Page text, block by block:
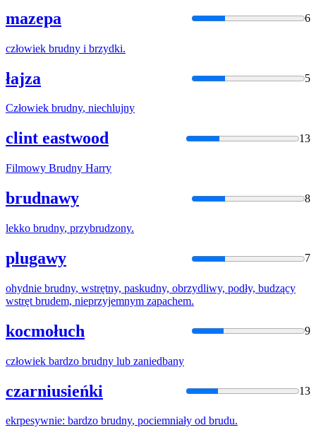
mazepa 6
człowiek brudny i brzydki.
łajza 5
Człowiek brudny, niechlujny
clint eastwood 13
Filmowy Brudny Harry
brudnawy 8
lekko brudny, przybrudzony.
plugawy 7
ohydnie brudny, wstrętny, paskudny, obrzydliwy, podły, budzący
wstręt brudem, nieprzyjemnym zapachem.
kocmołuch 9
człowiek bardzo brudny lub zaniedbany
czarniusieńki 13
ekrpesywnie: bardzo brudny, pociemniały od brudu.